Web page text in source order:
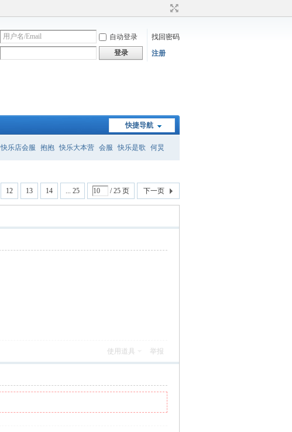
自动登录
找回密码
登录 注册
快捷导航
快乐店会服 抱抱 快乐大本营 会服 快乐是歌 何炅
12 13 14 ... 25 / 25 页 下一页
使用道具 举报